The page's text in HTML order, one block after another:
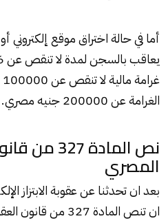
أما في حالة اختراق موقع
الغرامة عن 200000 جنيه مصري.
نص المادة
المصري
بعد ان تحدثنا عن عقوبة الابتزاز
ان تنص المادة